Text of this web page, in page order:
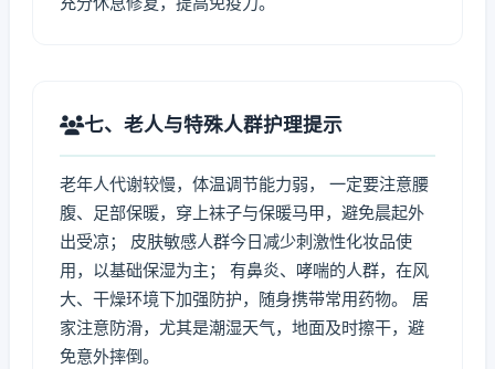
七、老人与特殊人群护理提示
老年人代谢较慢，体温调节能力弱， 一定要注意腰
腹、足部保暖，穿上袜子与保暖马甲，避免晨起外
出受凉； 皮肤敏感人群今日减少刺激性化妆品使
用，以基础保湿为主； 有鼻炎、哮喘的人群，在风
大、干燥环境下加强防护，随身携带常用药物。 居
家注意防滑，尤其是潮湿天气，地面及时擦干，避
免意外摔倒。